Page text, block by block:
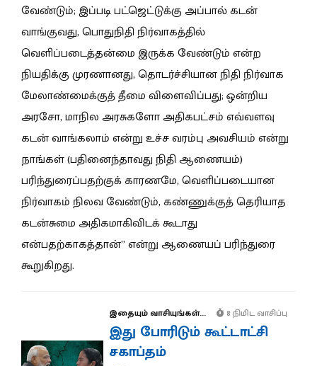
வேண்டும்; இப்படி பட்ஜெட்டுக்கு அப்பால் கடன்
வாங்குவது, பொதுநிதி நிர்வாகத்தில்
வெளிப்படைத்தன்மை இருக்க வேண்டும் என்ற
நியதிக்கு முரணானது, தொடர்ச்சியான நிதி நிர்வாக
மேலாண்மைக்குத் தீமை விளைவிப்பது; ஒன்றிய
அரசோ, மாநில அரசுகளோ அதிகபட்சம் எவ்வளவு
கடன் வாங்கலாம் என்று உச்ச வரம்பு அவசியம் என்று
நாங்கள் (பதினைந்தாவது நிதி ஆணையம்)
பரிந்துரைப்பதற்குக் காரணமே, வெளிப்படையான
நிர்வாகம் நிலவ வேண்டும், கண்ணுக்குத் தெரியாத
கடன்சுமை அதிகமாகிவிடக் கூடாது
என்பதற்காகத்தான்” என்று ஆணையப் பரிந்துரை
கூறுகிறது.
இதையும் வாசியுங்கள்... 8 நிமிட வாசிப்பு
இது போரிடும் கூட்டாட்சி
சகாப்தம்